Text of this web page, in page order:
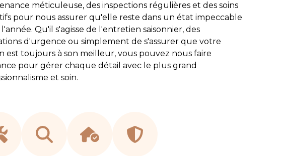
méticuleuse, des inspections régulières et des soins
pour nous assurer qu'elle reste dans un état impeccable
Qu'il s'agisse de l'entretien saisonnier, des
d'urgence ou simplement de s'assurer que votre
est toujours à son meilleur, vous pouvez nous faire
pour gérer chaque détail avec le plus grand
et soin.